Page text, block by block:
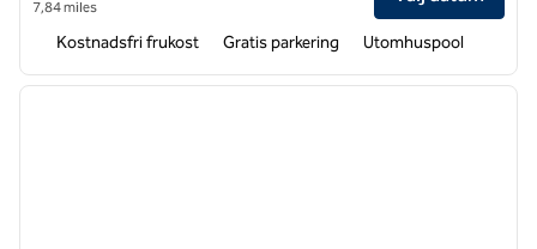
7,84 miles
Kostnadsfri frukost Gratis parkering Utomhuspool
1 av 12
nästa